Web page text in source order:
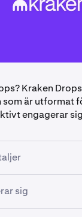
Kraken
är utformat
engagerar
$100 000 i
sig